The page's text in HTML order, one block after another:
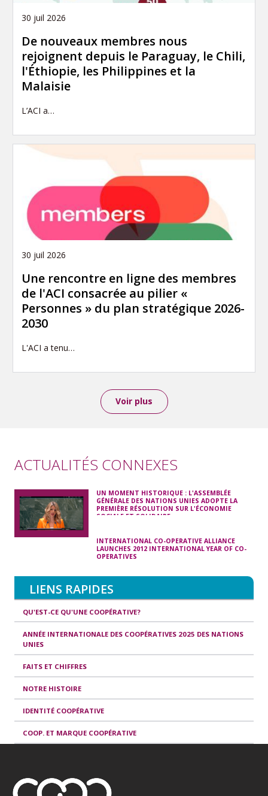
30 juil 2026
De nouveaux membres nous
rejoignent depuis le Paraguay, le Chili,
l'Éthiopie, les Philippines et la
Malaisie
L’ACI a…
30 juil 2026
Une rencontre en ligne des membres
de l'ACI consacrée au pilier «
Personnes » du plan stratégique 2026-
2030
L'ACI a tenu…
Voir plus
ACTUALITÉS CONNEXES
UN MOMENT HISTORIQUE : L'ASSEMBLÉE
GÉNÉRALE DES NATIONS UNIES ADOPTE LA
PREMIÈRE RÉSOLUTION SUR L'ÉCONOMIE
SOCIALE ET SOLIDAIRE
INTERNATIONAL CO-OPERATIVE ALLIANCE
LAUNCHES 2012 INTERNATIONAL YEAR OF CO-
OPERATIVES
LIENS RAPIDES
QU'EST-CE QU'UNE COOPÉRATIVE?
ANNÉE INTERNATIONALE DES COOPÉRATIVES 2025 DES NATIONS
UNIES
FAITS ET CHIFFRES
NOTRE HISTOIRE
IDENTITÉ COOPÉRATIVE
COOP. ET MARQUE COOPÉRATIVE